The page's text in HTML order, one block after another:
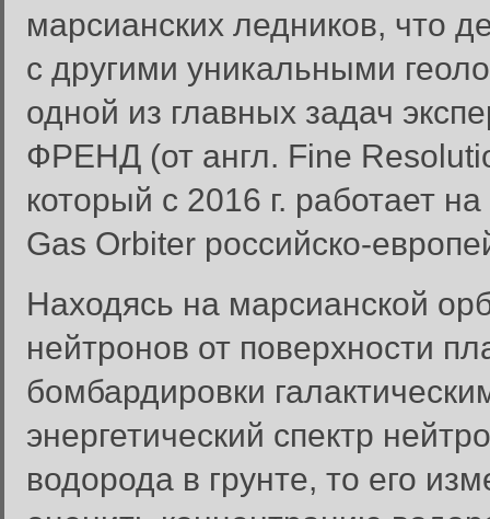
марсианских ледников, что
с другими уникальными
одной из главных задач
ФРЕНД (от англ. Fine
который с 2016 г. работает
Gas Orbiter российско-
Находясь на марсианской
нейтронов от поверхности
бомбардировки
энергетический спектр
водорода в грунте, то его